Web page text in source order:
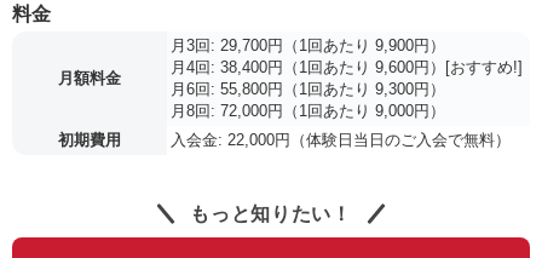
料金
月額料金
月3回: 29,700円（1回あたり 9,900円）
月4回: 38,400円（1回あたり 9,600円）[おすすめ!]
月6回: 55,800円（1回あたり 9,300円）
月8回: 72,000円（1回あたり 9,000円）
初期費用
入会金: 22,000円（体験日当日のご入会で無料）
もっと知りたい！